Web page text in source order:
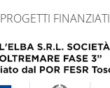
PROGETTI FINANZIATI